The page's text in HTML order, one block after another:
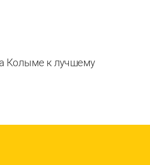
Колыме к лучшему